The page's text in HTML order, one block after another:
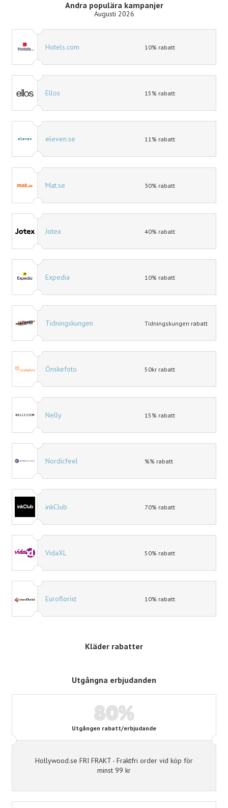
Andra populära kampanjer
Augusti 2026
Hotels.com 10% rabatt
Ellos 15% rabatt
eleven.se 11% rabatt
Mat.se 30% rabatt
Jotex 40% rabatt
Expedia 10% rabatt
Tidningskungen Tidningskungen rabatt
Önskefoto 50kr rabatt
Nelly 15% rabatt
Nordicfeel %% rabatt
inkClub 70% rabatt
VidaXL 50% rabatt
Euroflorist 10% rabatt
Kläder rabatter
Utgångna erbjudanden
80%
Utgången rabatt/erbjudande
Hollywood.se FRI FRAKT - Fraktfri order vid köp för
minst 99 kr